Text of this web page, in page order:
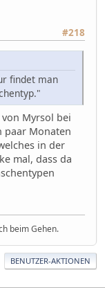
#218
findet man
Myrsol bei
paar Monaten
in der
mal, dass da
beim Gehen.
BENUTZER-AKTIONEN